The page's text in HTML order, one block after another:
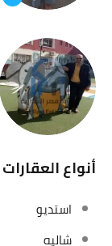
أنواع العقارات
استديو
شاليه